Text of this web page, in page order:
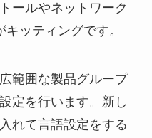
ールやネットワーク
ッティングです。
範囲な製品グループ
定を行います。新し
れて言語設定をする